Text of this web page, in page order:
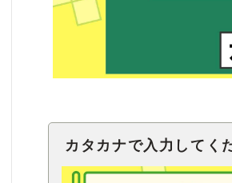
カタカナで入力してく